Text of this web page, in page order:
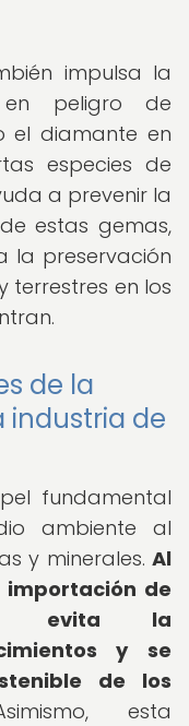
impulsa la
en peligro de
el diamante en
especies de
a prevenir la
estas gemas,
la preservación
terrestres en los
de la
industria de
fundamental
ambiente al
y minerales. Al
de
evita la
y se
de los
esta